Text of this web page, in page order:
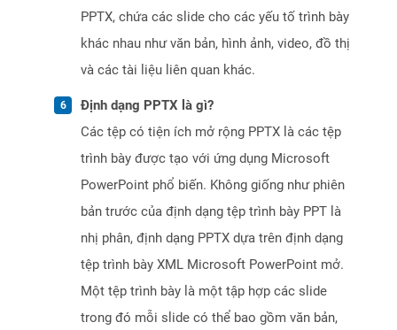
PPTX, chứa các slide cho các yếu tố trình bày
khác nhau như văn bản, hình ảnh, video, đồ thị
và các tài liệu liên quan khác.
Định dạng PPTX là gì?
Các tệp có tiện ích mở rộng PPTX là các tệp
trình bày được tạo với ứng dụng Microsoft
PowerPoint phổ biến. Không giống như phiên
bản trước của định dạng tệp trình bày PPT là
nhị phân, định dạng PPTX dựa trên định dạng
tệp trình bày XML Microsoft PowerPoint mở.
Một tệp trình bày là một tập hợp các slide
trong đó mỗi slide có thể bao gồm văn bản,